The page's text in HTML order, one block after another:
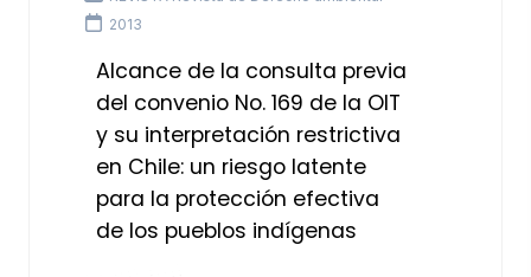
2013
Alcance de la consulta previa
del convenio No. 169 de la OIT
y su interpretación restrictiva
en Chile: un riesgo latente
para la protección efectiva
de los pueblos indígenas